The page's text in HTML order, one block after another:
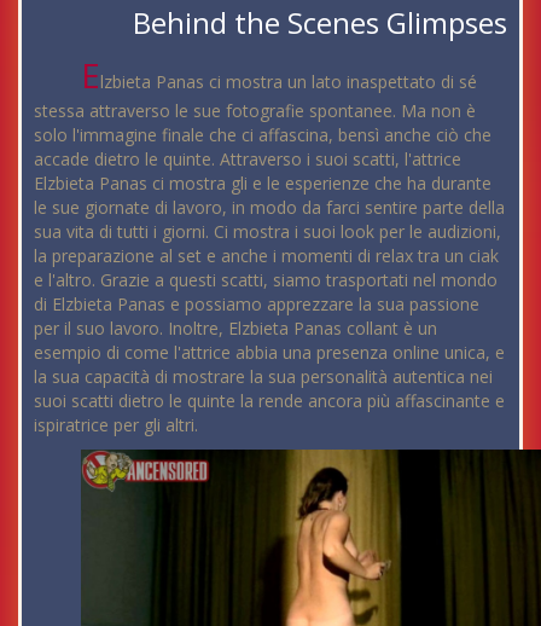
Behind the Scenes Glimpses
Elzbieta Panas ci mostra un lato inaspettato di sé
stessa attraverso le sue fotografie spontanee. Ma non è
solo l'immagine finale che ci affascina, bensì anche ciò che
accade dietro le quinte. Attraverso i suoi scatti, l'attrice
Elzbieta Panas ci mostra gli e le esperienze che ha durante
le sue giornate di lavoro, in modo da farci sentire parte della
sua vita di tutti i giorni. Ci mostra i suoi look per le audizioni,
la preparazione al set e anche i momenti di relax tra un ciak
e l'altro. Grazie a questi scatti, siamo trasportati nel mondo
di Elzbieta Panas e possiamo apprezzare la sua passione
per il suo lavoro. Inoltre, Elzbieta Panas collant è un
esempio di come l'attrice abbia una presenza online unica, e
la sua capacità di mostrare la sua personalità autentica nei
suoi scatti dietro le quinte la rende ancora più affascinante e
ispiratrice per gli altri.